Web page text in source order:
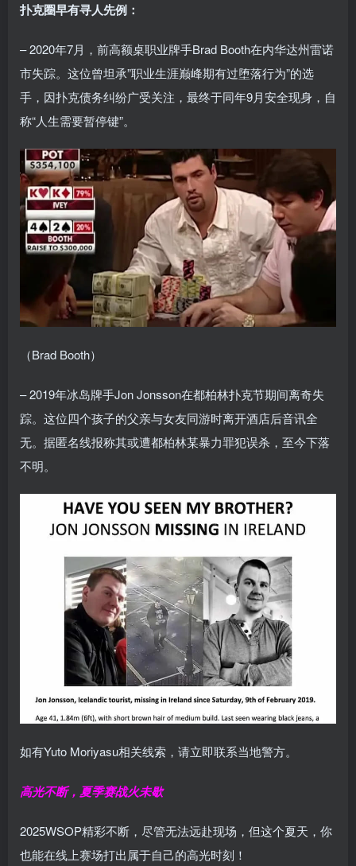
扑克圈早有寻人先例：
– 2020年7月，前高额桌职业牌手Brad Booth在内华达州雷诺
市失踪。这位曾坦承”职业生涯巅峰期有过堕落行为”的选
手，因扑克债务纠纷广受关注，最终于同年9月安全现身，自
称“人生需要暂停键”。
（Brad Booth）
– 2019年冰岛牌手Jon Jonsson在都柏林扑克节期间离奇失
踪。这位四个孩子的父亲与女友同游时离开酒店后音讯全
无。据匿名线报称其或遭都柏林某暴力罪犯误杀，至今下落
不明。
如有Yuto Moriyasu相关线索，请立即联系当地警方。
高光不断，夏季赛战火未歇
2025WSOP精彩不断，尽管无法远赴现场，但这个夏天，你
也能在线上赛场打出属于自己的高光时刻！